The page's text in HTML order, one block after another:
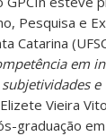
Pesquisa e
Catarina
em
e
Vieira
graduação em